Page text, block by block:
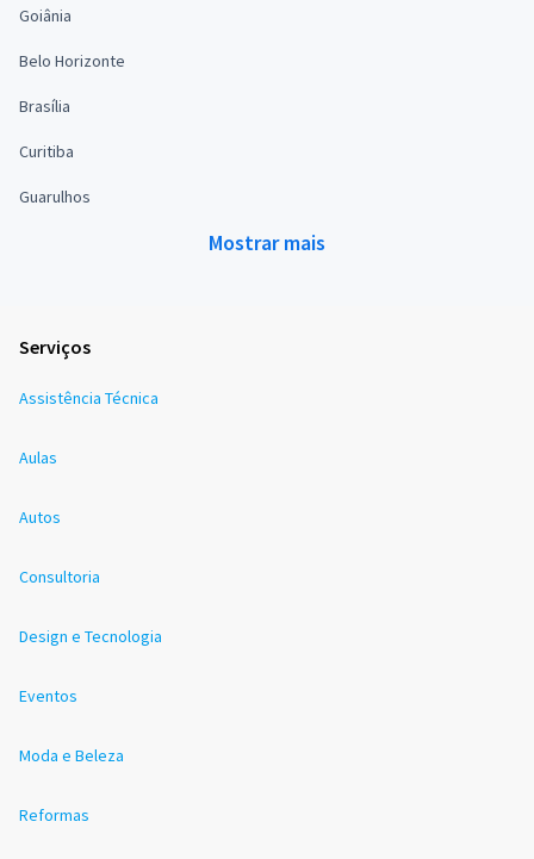
Goiânia
Belo Horizonte
Brasília
Curitiba
Guarulhos
Mostrar mais
Serviços
Assistência Técnica
Aulas
Autos
Consultoria
Design e Tecnologia
Eventos
Moda e Beleza
Reformas